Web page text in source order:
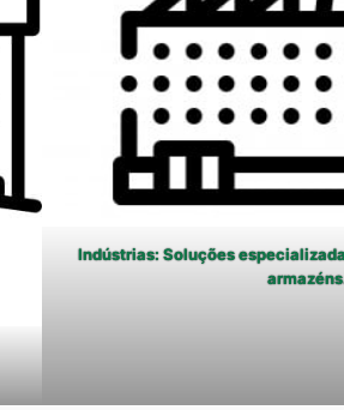
Indústrias: Soluções